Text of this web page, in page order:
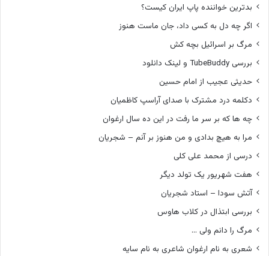
ا
ظ
ی
ا
بدترین خواننده پاپ ایران کیست؟
اگر چه دل به کسی داد، جان ماست هنوز
مرگ بر اسرائیل بچه کش
بررسی TubeBuddy و لینک دانلود
حدیثی عجیب از امام حسین
دکلمه درد مشترک با صدای آراسپ کاظمیان
چه ها که بر سر ما رفت در این ده سال ارغوان
مرا به هیچ بدادی و من هنوز بر آنم – شجریان
درسی از محمد علی کلی
هفت شهریور یک تولد دیگر
آتش سودا – استاد شجریان
بررسی ابتذال در کلاب هاوس
مرگ را دانم ولی …
شعری به نام ارغوان شاعری به نام سایه